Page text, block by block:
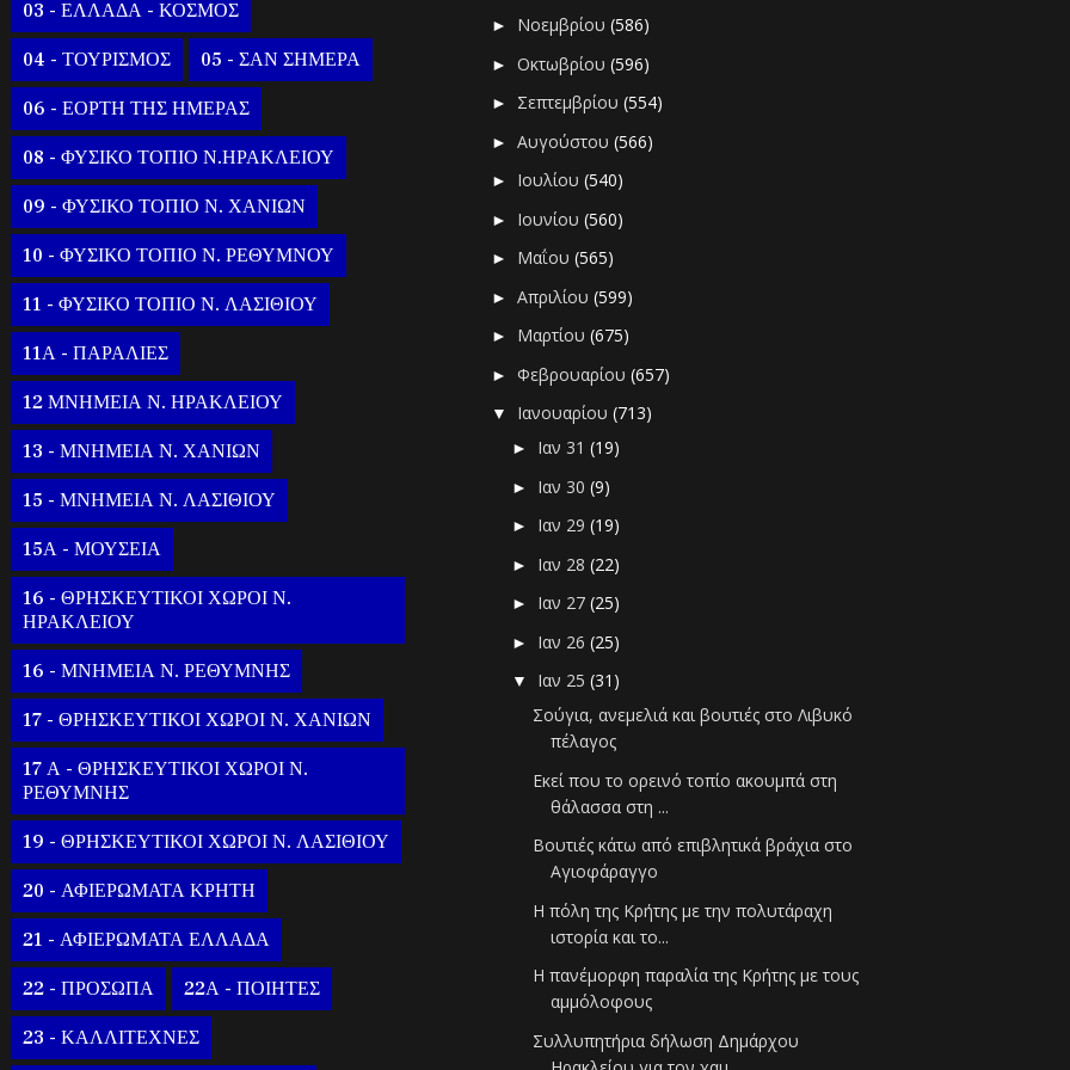
03 - ΕΛΛΑΔΑ - ΚΟΣΜΟΣ
04 - ΤΟΥΡΙΣΜΟΣ 05 - ΣΑΝ ΣΗΜΕΡΑ
06 - ΕΟΡΤΗ ΤΗΣ ΗΜΕΡΑΣ
08 - ΦΥΣΙΚΟ ΤΟΠΙΟ Ν.ΗΡΑΚΛΕΙΟΥ
09 - ΦΥΣΙΚΟ ΤΟΠΙΟ Ν. ΧΑΝΙΩΝ
10 - ΦΥΣΙΚΟ ΤΟΠΙΟ Ν. ΡΕΘΥΜΝΟΥ
11 - ΦΥΣΙΚΟ ΤΟΠΙΟ Ν. ΛΑΣΙΘΙΟΥ
11Α - ΠΑΡΑΛΙΕΣ
12 ΜΝΗΜΕΙΑ Ν. ΗΡΑΚΛΕΙΟΥ
13 - ΜΝΗΜΕΙΑ Ν. ΧΑΝΙΩΝ
15 - ΜΝΗΜΕΙΑ Ν. ΛΑΣΙΘΙΟΥ
15Α - ΜΟΥΣΕΙΑ
16 - ΘΡΗΣΚΕΥΤΙΚΟΙ ΧΩΡΟΙ Ν.
ΗΡΑΚΛΕΙΟΥ
16 - ΜΝΗΜΕΙΑ Ν. ΡΕΘΥΜΝΗΣ
17 - ΘΡΗΣΚΕΥΤΙΚΟΙ ΧΩΡΟΙ Ν. ΧΑΝΙΩΝ
17 Α - ΘΡΗΣΚΕΥΤΙΚΟΙ ΧΩΡΟΙ Ν.
ΡΕΘΥΜΝΗΣ
19 - ΘΡΗΣΚΕΥΤΙΚΟΙ ΧΩΡΟΙ Ν. ΛΑΣΙΘΙΟΥ
20 - ΑΦΙΕΡΩΜΑΤΑ ΚΡΗΤΗ
21 - ΑΦΙΕΡΩΜΑΤΑ ΕΛΛΑΔΑ
22 - ΠΡΟΣΩΠΑ 22Α - ΠΟΙΗΤΕΣ
23 - ΚΑΛΛΙΤΕΧΝΕΣ
► Νοεμβρίου (586)
► Οκτωβρίου (596)
► Σεπτεμβρίου (554)
► Αυγούστου (566)
► Ιουλίου (540)
► Ιουνίου (560)
► Μαΐου (565)
► Απριλίου (599)
► Μαρτίου (675)
► Φεβρουαρίου (657)
▼ Ιανουαρίου (713)
► Ιαν 31 (19)
► Ιαν 30 (9)
► Ιαν 29 (19)
► Ιαν 28 (22)
► Ιαν 27 (25)
► Ιαν 26 (25)
▼ Ιαν 25 (31)
Σούγια, ανεμελιά και βουτιές στο Λιβυκό
πέλαγος
Εκεί που το ορεινό τοπίο ακουμπά στη
θάλασσα στη ...
Βουτιές κάτω από επιβλητικά βράχια στο
Αγιοφάραγγο
Η πόλη της Κρήτης με την πολυτάραχη
ιστορία και το...
Η πανέμορφη παραλία της Κρήτης με τους
αμμόλοφους
Συλλυπητήρια δήλωση Δημάρχου